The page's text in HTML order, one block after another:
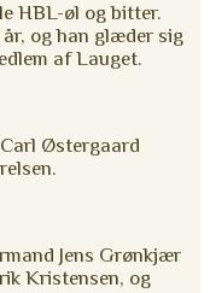
HBL-øl og bitter.
år, og han glæder sig
af Lauget.
Østergaard
Jens Grønkjær
Kristensen, og